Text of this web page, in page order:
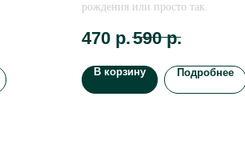
рождения или просто так.
470 р.590 р.
В корзину Подробнее